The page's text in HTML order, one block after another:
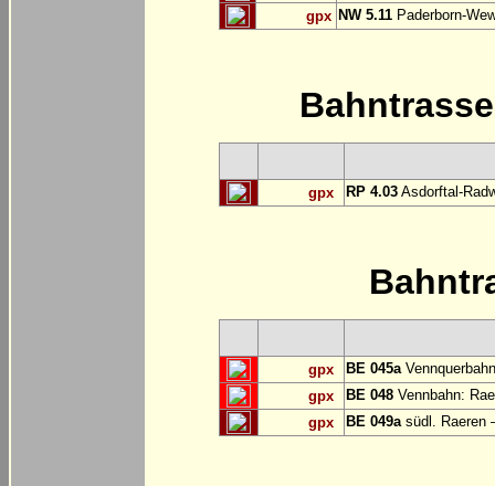
gpx NW 5.11 Paderborn-
gpx RP 4.03 Asdorftal-
gpx BE 045a
gpx
BE 048 Vennbahn:
gpx
BE 049asüdl. Raeren